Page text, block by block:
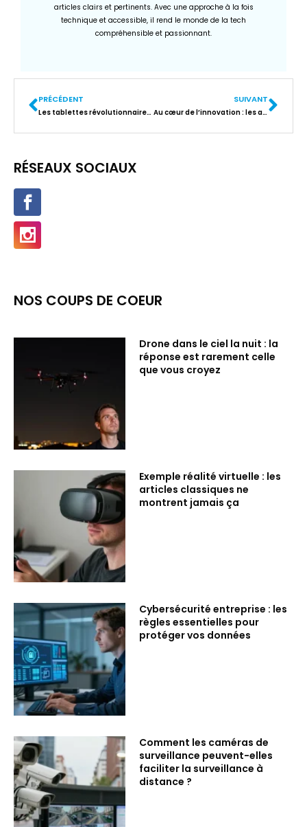
articles clairs et pertinents. Avec une approche à la fois
technique et accessible, il rend le monde de la tech
compréhensible et passionnant.
PRÉCÉDENT
Les tablettes révolutionnaires pour malvoyants : un confort visuel inégalé
SUIVANT
Au cœur de l’innovation : les avantages high-tech du CSE IBM
RÉSEAUX SOCIAUX
NOS COUPS DE COEUR
Drone dans le ciel la nuit : la
réponse est rarement celle
que vous croyez
Exemple réalité virtuelle : les
articles classiques ne
montrent jamais ça
Cybersécurité entreprise : les
règles essentielles pour
protéger vos données
Comment les caméras de
surveillance peuvent-elles
faciliter la surveillance à
distance ?